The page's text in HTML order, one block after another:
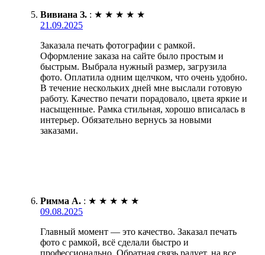
Вивиана З. : ★ ★ ★ ★ ★
21.09.2025
Заказала печать фотографии с рамкой.
Оформление заказа на сайте было простым и
быстрым. Выбрала нужный размер, загрузила
фото. Оплатила одним щелчком, что очень удобно.
В течение нескольких дней мне выслали готовую
работу. Качество печати порадовало, цвета яркие и
насыщенные. Рамка стильная, хорошо вписалась в
интерьер. Обязательно вернусь за новыми
заказами.
Римма А. : ★ ★ ★ ★ ★
09.08.2025
Главный момент — это качество. Заказал печать
фото с рамкой, всё сделали быстро и
профессионально. Обратная связь радует, на все